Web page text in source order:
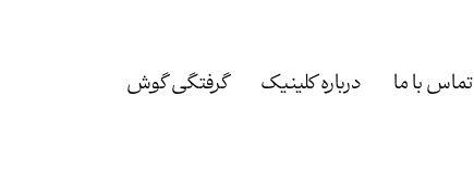
تماس با ما درباره کلینیک گرفتگی گوش